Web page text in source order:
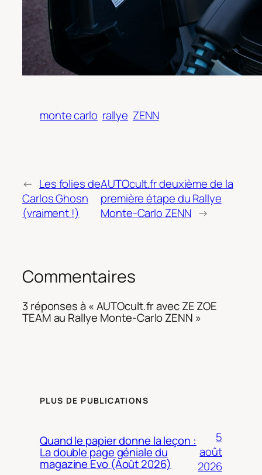
monte carlo rallye ZENN
← Les folies de
Carlos Ghosn
(vraiment !)
AUTOcult.fr deuxième de la
première étape du Rallye
Monte-Carlo ZENN →
Commentaires
3 réponses à « AUTOcult.fr avec ZE ZOE
TEAM au Rallye Monte-Carlo ZENN »
PLUS DE PUBLICATIONS
Quand le papier donne la leçon :
La double page géniale du
magazine Evo (Août 2026)
5
août
2026